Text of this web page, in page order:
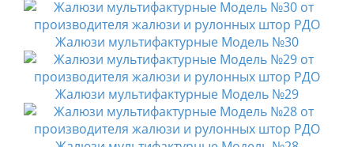
Жалюзи мультифактурные Модель №30
Жалюзи мультифактурные Модель №29